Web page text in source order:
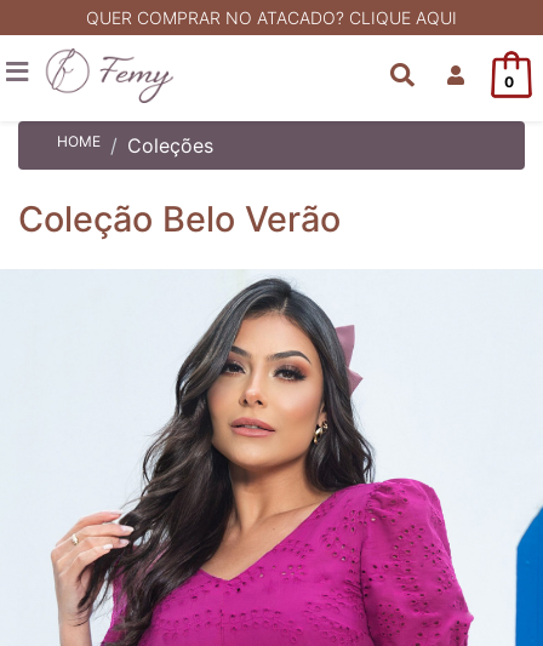
QUER COMPRAR NO ATACADO? CLIQUE AQUI
0
HOME Coleções
Coleção Belo Verão